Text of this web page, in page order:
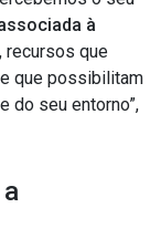
à
, recursos que
e que possibilitam
do seu entorno”,